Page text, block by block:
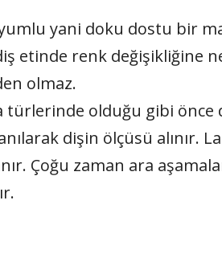
yani doku dostu bir
etinde renk değişikliğine
olmaz.
türlerinde olduğu gibi önce
dişin ölçüsü
Çoğu zaman ara